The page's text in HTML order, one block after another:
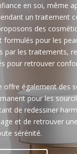
en soi, même
un traitement
des
formulés pour les
par les traitements,
pour retrouver
offre également des
pour les
de redessiner
et de retrouver
sérénité.